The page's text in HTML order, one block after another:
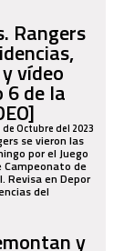
Rangers
vídeo
6 de la
Octubre del 2023
se vieron las
por el Juego
Campeonato de
Revisa en Depor
del
y